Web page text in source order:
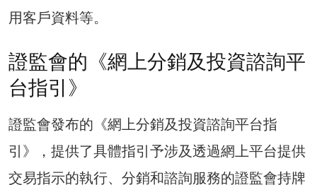
用客戶資料等。
證監會的《網上分銷及投資諮詢平
台指引》
證監會發布的《網上分銷及投資諮詢平台指
引》，提供了具體指引予涉及透過網上平台提供
交易指示的執行、分銷和諮詢服務的證監會持牌